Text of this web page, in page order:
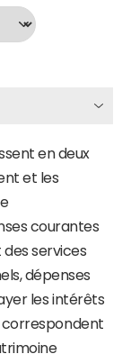
en deux
et les
courantes
services
dépenses
les intérêts
correspondent